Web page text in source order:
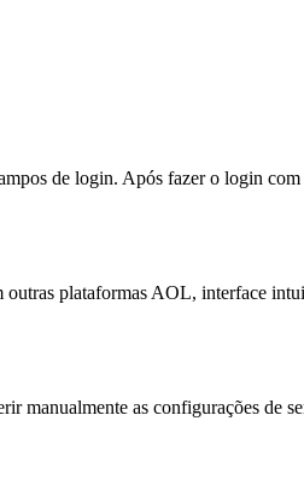
de login. Após fazer o login com
plataformas AOL, interface
manualmente as configurações de